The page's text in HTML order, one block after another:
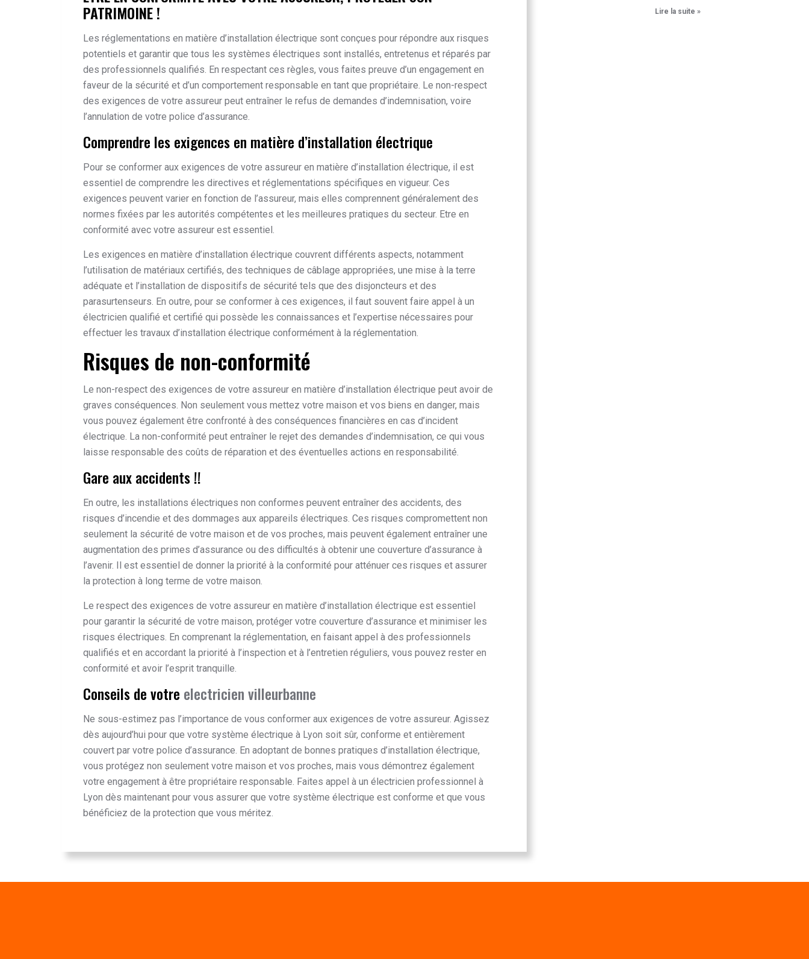
PATRIMOINE !
Les réglementations en matière d’installation électrique sont conçues pour répondre aux risques
potentiels et garantir que tous les systèmes électriques sont installés, entretenus et réparés par
des professionnels qualifiés. En respectant ces règles, vous faites preuve d’un engagement en
faveur de la sécurité et d’un comportement responsable en tant que propriétaire. Le non-respect
des exigences de votre assureur peut entraîner le refus de demandes d’indemnisation, voire
l’annulation de votre police d’assurance.
Comprendre les exigences en matière d’installation électrique
Pour se conformer aux exigences de votre assureur en matière d’installation électrique, il est
essentiel de comprendre les directives et réglementations spécifiques en vigueur. Ces
exigences peuvent varier en fonction de l’assureur, mais elles comprennent généralement des
normes fixées par les autorités compétentes et les meilleures pratiques du secteur. Etre en
conformité avec votre assureur est essentiel.
Les exigences en matière d’installation électrique couvrent différents aspects, notamment
l’utilisation de matériaux certifiés, des techniques de câblage appropriées, une mise à la terre
adéquate et l’installation de dispositifs de sécurité tels que des disjoncteurs et des
parasurtenseurs. En outre, pour se conformer à ces exigences, il faut souvent faire appel à un
électricien qualifié et certifié qui possède les connaissances et l’expertise nécessaires pour
effectuer les travaux d’installation électrique conformément à la réglementation.
Risques de non-conformité
Le non-respect des exigences de votre assureur en matière d’installation électrique peut avoir de
graves conséquences. Non seulement vous mettez votre maison et vos biens en danger, mais
vous pouvez également être confronté à des conséquences financières en cas d’incident
électrique. La non-conformité peut entraîner le rejet des demandes d’indemnisation, ce qui vous
laisse responsable des coûts de réparation et des éventuelles actions en responsabilité.
Gare aux accidents !!
En outre, les installations électriques non conformes peuvent entraîner des accidents, des
risques d’incendie et des dommages aux appareils électriques. Ces risques compromettent non
seulement la sécurité de votre maison et de vos proches, mais peuvent également entraîner une
augmentation des primes d’assurance ou des difficultés à obtenir une couverture d’assurance à
l’avenir. Il est essentiel de donner la priorité à la conformité pour atténuer ces risques et assurer
la protection à long terme de votre maison.
Le respect des exigences de votre assureur en matière d’installation électrique est essentiel
pour garantir la sécurité de votre maison, protéger votre couverture d’assurance et minimiser les
risques électriques. En comprenant la réglementation, en faisant appel à des professionnels
qualifiés et en accordant la priorité à l’inspection et à l’entretien réguliers, vous pouvez rester en
conformité et avoir l’esprit tranquille.
Conseils de votre electricien villeurbanne
Ne sous-estimez pas l’importance de vous conformer aux exigences de votre assureur. Agissez
dès aujourd’hui pour que votre système électrique à Lyon soit sûr, conforme et entièrement
couvert par votre police d’assurance. En adoptant de bonnes pratiques d’installation électrique,
vous protégez non seulement votre maison et vos proches, mais vous démontrez également
votre engagement à être propriétaire responsable. Faites appel à un électricien professionnel à
Lyon dès maintenant pour vous assurer que votre système électrique est conforme et que vous
bénéficiez de la protection que vous méritez.
Lire la suite »